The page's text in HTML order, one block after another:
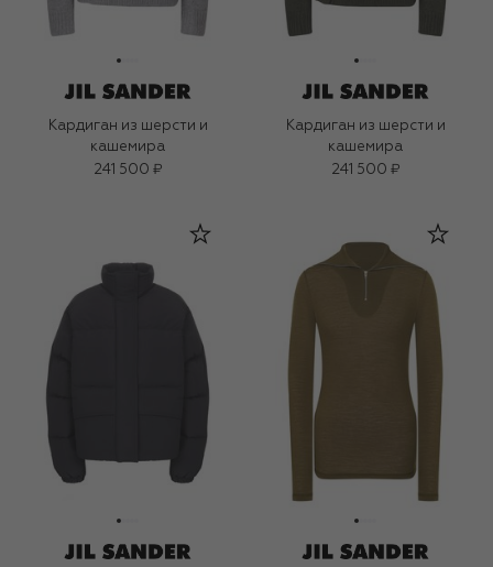
Кардиган из шерсти и
кашемира
241 500 ₽
Кардиган из шерсти и
кашемира
241 500 ₽